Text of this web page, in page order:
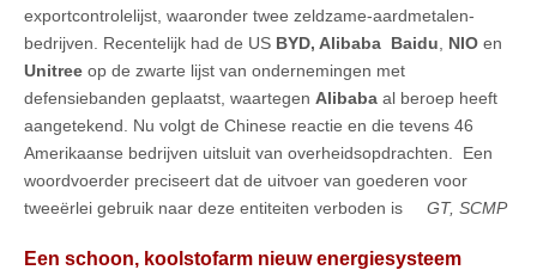
exportcontrolelijst, waaronder twee zeldzame-aardmetalen-
bedrijven. Recentelijk had de US BYD, Alibaba Baidu, NIO en
Unitree op de zwarte lijst van ondernemingen met
defensiebanden geplaatst, waartegen Alibaba al beroep heeft
aangetekend. Nu volgt de Chinese reactie en die tevens 46
Amerikaanse bedrijven uitsluit van overheidsopdrachten. Een
woordvoerder preciseert dat de uitvoer van goederen voor
tweeërlei gebruik naar deze entiteiten verboden is GT, SCMP
Een schoon, koolstofarm nieuw energiesysteem